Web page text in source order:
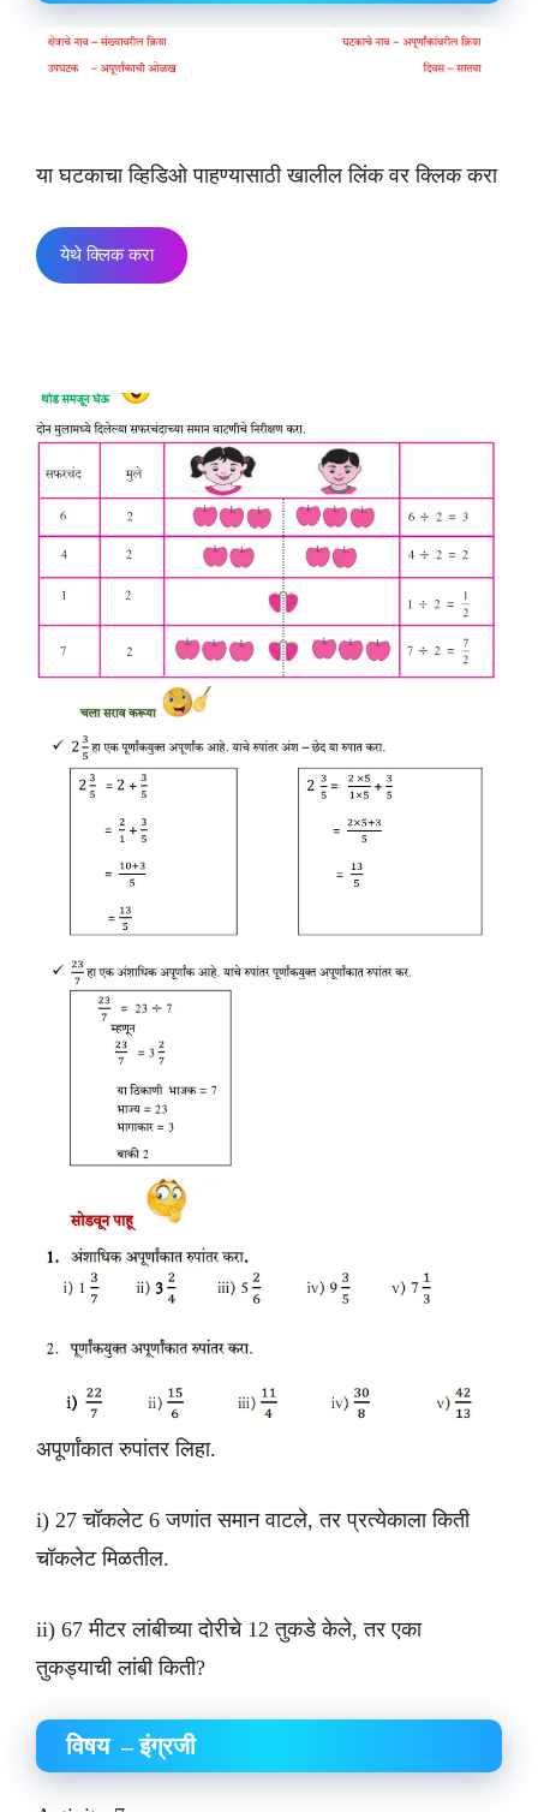
या घटकाचा व्हिडिओ पाहण्यासाठी खालील लिंक वर क्लिक करा
येथे क्लिक करा
अपूर्णांकात रुपांतर लिहा.
i) 27 चॉकलेट 6 जणांत समान वाटले, तर प्रत्येकाला किती
चॉकलेट मिळतील.
ii) 67 मीटर लांबीच्या दोरीचे 12 तुकडे केले, तर एका
तुकड्याची लांबी किती?
विषय – इंग्रजी